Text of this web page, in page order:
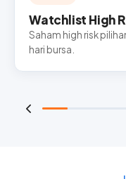
Watchlist High
Saham high risk
hari bursa.